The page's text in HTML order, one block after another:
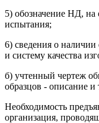
5) обозначение НД, на
испытания;
6) сведения о наличии
и систему качества
б) учтенный чертеж
образцов - описание и
Необходимость
организация,